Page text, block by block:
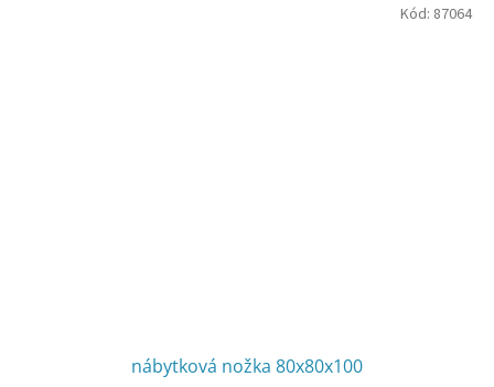
nábytková nožka 80x80x100
Kód: 87064